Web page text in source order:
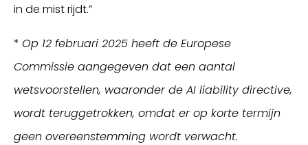
in de mist rijdt.”
* Op 12 februari 2025 heeft de Europese
Commissie aangegeven dat een aantal
wetsvoorstellen, waaronder de AI liability directive,
wordt teruggetrokken, omdat er op korte termijn
geen overeenstemming wordt verwacht.